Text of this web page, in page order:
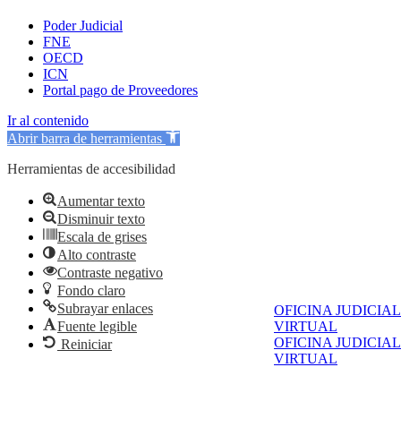
OFICINA JUDICIAL
VIRTUAL
OFICINA JUDICIAL
VIRTUAL
Poder Judicial
FNE
OECD
ICN
Portal pago de Proveedores
Ir al contenido
Abrir barra de herramientas
Herramientas de accesibilidad
Aumentar texto
Disminuir texto
Escala de grises
Alto contraste
Contraste negativo
Fondo claro
Subrayar enlaces
Fuente legible
Reiniciar